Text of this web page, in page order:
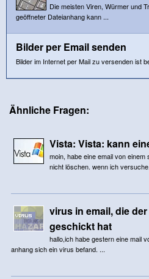
Die meisten Viren, Würmer und
geöffneter Dateianhang kann ...
Bilder per Email senden
Bilder im Internet per Mail zu versenden ist
Ähnliche Fragen:
Vista: Vista: kann
moin, habe eine email von
nicht löschen. wenn ich
virus in email, die
geschickt hat
hallo,ich habe gestern eine mail
anhang sich ein virus befand. ...